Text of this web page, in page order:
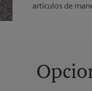
artículos de